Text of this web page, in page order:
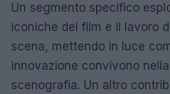
Un segmento specifico
iconiche del film e il lavoro
scena, mettendo in luce
innovazione convivono
scenografia. Un altro